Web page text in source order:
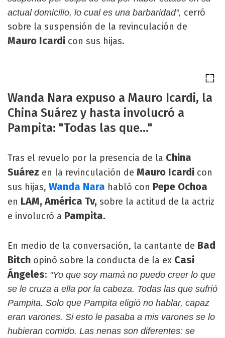
actual domicilio, lo cual es una barbaridad", cerró
sobre la suspensión de la revinculación de
Mauro Icardi con sus hijas.
Wanda Nara expuso a Mauro Icardi, la
China Suárez y hasta involucró a
Pampita: "Todas las que..."
Tras el revuelo por la presencia de la China
Suárez en la revinculación de Mauro Icardi con
sus hijas, Wanda Nara habló con Pepe Ochoa
en LAM, América Tv, sobre la actitud de la actriz
e involucró a Pampita.
En medio de la conversación, la cantante de Bad
Bitch opinó sobre la conducta de la ex Casi
Ángeles: "Yo que soy mamá no puedo creer lo que
se le cruza a ella por la cabeza. Todas las que sufrió
Pampita. Solo que Pampita eligió no hablar, capaz
eran varones. Si esto le pasaba a mis varones se lo
hubieran comido. Las nenas son diferentes: se